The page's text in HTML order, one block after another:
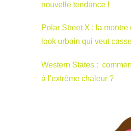
nouvelle tendance !
Polar Street X : la montre
look urbain qui veut
Western States :
à l’extrême chaleur ?